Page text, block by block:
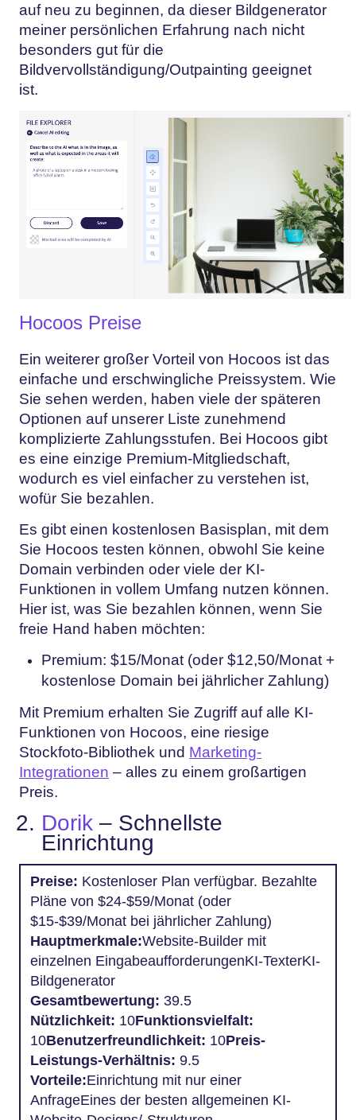
auf neu zu beginnen, da dieser Bildgenerator
meiner persönlichen Erfahrung nach nicht
besonders gut für die
Bildvervollständigung/Outpainting geeignet
ist.
Hocoos Preise
Ein weiterer großer Vorteil von Hocoos ist das
einfache und erschwingliche Preissystem. Wie
Sie sehen werden, haben viele der späteren
Optionen auf unserer Liste zunehmend
komplizierte Zahlungsstufen. Bei Hocoos gibt
es eine einzige Premium-Mitgliedschaft,
wodurch es viel einfacher zu verstehen ist,
wofür Sie bezahlen.
Es gibt einen kostenlosen Basisplan, mit dem
Sie Hocoos testen können, obwohl Sie keine
Domain verbinden oder viele der KI-
Funktionen in vollem Umfang nutzen können.
Hier ist, was Sie bezahlen können, wenn Sie
freie Hand haben möchten:
Premium: $15/Monat (oder $12,50/Monat +
kostenlose Domain bei jährlicher Zahlung)
Mit Premium erhalten Sie Zugriff auf alle KI-
Funktionen von Hocoos, eine riesige
Stockfoto-Bibliothek und Marketing-
Integrationen – alles zu einem großartigen
Preis.
Dorik – Schnellste
Einrichtung
Preise: Kostenloser Plan verfügbar. Bezahlte
Pläne von $24-$59/Monat (oder
$15-$39/Monat bei jährlicher Zahlung)
Hauptmerkmale:Website-Builder mit
einzelnen EingabeaufforderungenKI-TexterKI-
Bildgenerator
Gesamtbewertung: 39.5
Nützlichkeit: 10Funktionsvielfalt:
10Benutzerfreundlichkeit: 10Preis-
Leistungs-Verhältnis: 9.5
Vorteile:Einrichtung mit nur einer
AnfrageEines der besten allgemeinen KI-